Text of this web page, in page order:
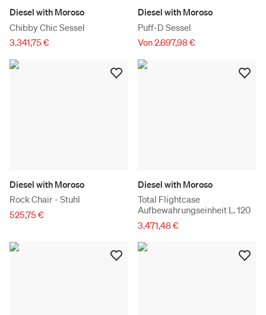
Diesel with Moroso
Chibby Chic Sessel
3.341,75 €
Diesel with Moroso
Puff-D Sessel
Von 2.697,98 €
Diesel with Moroso
Rock Chair - Stuhl
525,75 €
Diesel with Moroso
Total Flightcase
Aufbewahrungseinheit L. 120
3.471,48 €